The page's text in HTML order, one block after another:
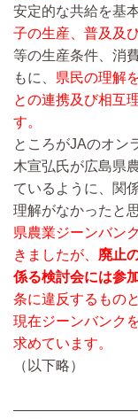
安定的な共給を基
子の生産、普及及
等の生産条件、消
もに、 県民の理解
との連携及び相互
す。
ところがJAのオン
木宣弘氏が広島県
ているように、関
理解がなかったと
県農業ジーンバン
きましたが、 廃止
係る検討会には参
条に違反するもの
現在ジーンバンク
求めています。
（以下略）